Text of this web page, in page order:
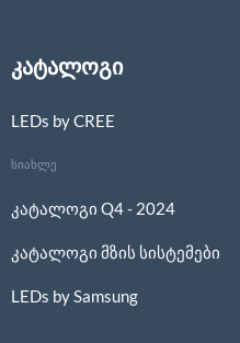
კატალოგი
LEDs by CREE
სიახლე
კატალოგი Q4 - 2024
კატალოგი მზის სისტემები
LEDs by Samsung